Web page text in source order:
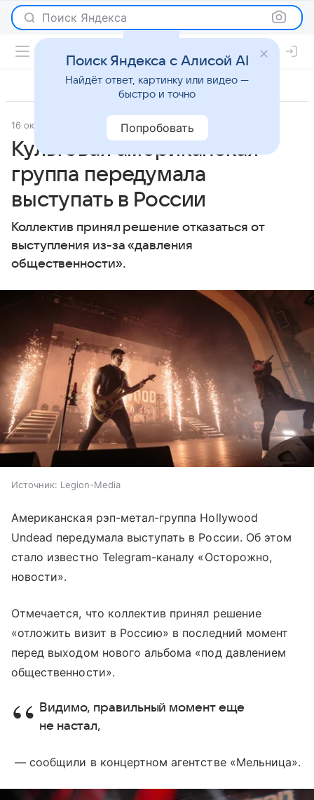
Поиск Яндекса
16 октября 2025 Lenta.Ru Светская жизнь
Культовая американская
группа передумала
выступать в России
Коллектив принял решение отказаться от
выступления из-за «давления
общественности».
Источник: Legion-Media
Американская рэп-метал-группа Hollywood
Undead передумала выступать в России. Об этом
стало известно Telegram-каналу «Осторожно,
новости».
Отмечается, что коллектив принял решение
«отложить визит в Россию» в последний момент
перед выходом нового альбома «под давлением
общественности».
Видимо, правильный момент еще
не настал,
— сообщили в концертном агентстве «Мельница».
Поиск Яндекса с Алисой AI
Найдёт ответ, картинку или видео —
быстро и точно
Попробовать